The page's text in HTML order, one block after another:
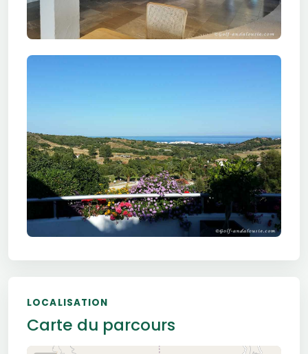
LOCALISATION
Carte du parcours